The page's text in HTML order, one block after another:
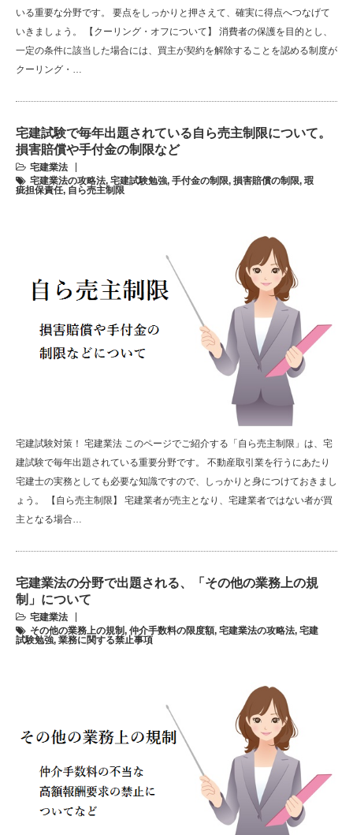
いる重要な分野です。 要点をしっかりと押さえて、確実に得点へつなげて
いきましょう。 【クーリング・オフについて】 消費者の保護を目的とし、
一定の条件に該当した場合には、買主が契約を解除することを認める制度が
クーリング・…
宅建試験で毎年出題されている自ら売主制限について。
損害賠償や手付金の制限など
宅建業法
宅建業法の攻略法, 宅建試験勉強, 手付金の制限, 損害賠償の制限, 瑕
疵担保責任, 自ら売主制限
宅建試験対策！ 宅建業法 このページでご紹介する「自ら売主制限」は、宅
建試験で毎年出題されている重要分野です。 不動産取引業を行うにあたり
宅建士の実務としても必要な知識ですので、しっかりと身につけておきまし
ょう。 【自ら売主制限】 宅建業者が売主となり、宅建業者ではない者が買
主となる場合…
宅建業法の分野で出題される、「その他の業務上の規
制」について
宅建業法
その他の業務上の規制, 仲介手数料の限度額, 宅建業法の攻略法, 宅建
試験勉強, 業務に関する禁止事項